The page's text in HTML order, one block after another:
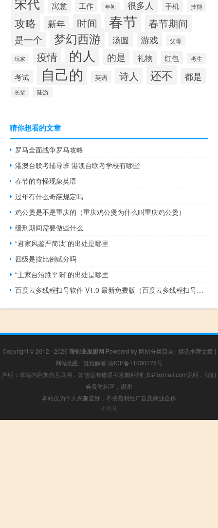
寓意 工作 年初 很多人 手机 技能
攻略 新年 时间 春节 春节期间
是一个 梦幻西游 汤圆 游戏 父母
玩家 疫情 的人 的是 礼物 红包 考生
考试 自己的 英语 诗人 还不 都是
长辈 陆游
猜你想看的文章
罗马全面战争罗马攻略
港澳台联考辅导班 港澳台联考学校有哪些
春节的奇怪现象英语
过年有什么奇葩规定吗
鸡公煲是不是重庆的（重庆鸡公煲为什么叫重庆鸡公煲）
缓刑期间需要做些什么
“君家风鉴严简汰”的出处是哪里
四级是按比例赋分吗
“主家台沼胜平阳”的出处是哪里
百度云多线程扫号软件 V1.0 最新免费版（百度云多线程扫号软件 V1.0 最新免费版功能简介）
Copyright © 2012 - 2026 帮创业加盟网 Powered by 网站分类目录 | 精选推荐文章 |
网站地图 | 疑难解答 渝ICP备11000776号
声明：本站内容来自互联网，如信息有错误可发邮件到f_fb#foxmail.com说明，我们
会及时纠正，谢谢
本站仅为个人兴趣爱好，不接盈利性广告及商业合作
小男孩